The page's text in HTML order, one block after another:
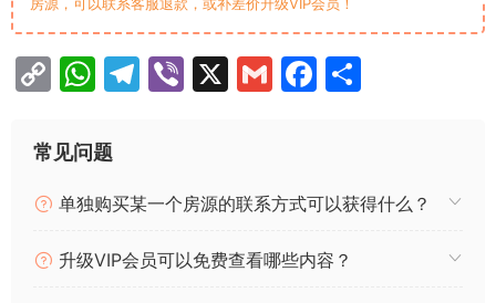
C
p
Li
n
W
at
A
p
T
a
m
Vi X
G
F
b
o
常见问题
单独购买某一个房源的联系方式可以获得什么？
升级VIP会员可以免费查看哪些内容？